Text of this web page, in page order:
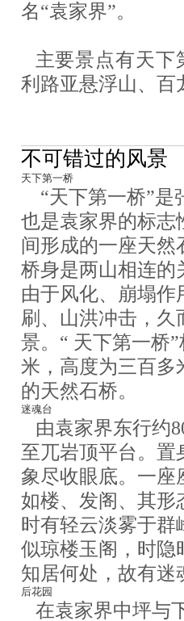
名“袁家界”。
主要景点有天下
利路亚悬浮山、百
不可错过的风景
天下第一桥
“天下第一桥”是
也是袁家界的标志
间形成的一座天然
桥身是两山相连的
由于风化、崩塌
刷、山洪冲击，
景。“ 天下第一桥
米，高度为三百多
的天然石桥。
迷魂台
由袁家界东行约
至兀岩顶平台。置
象尽收眼底。一座
如楼、发阁、其形
时有轻云淡雾于群
似琼楼玉阁，时隐
知居何处，故有迷
后花园
在袁家界中坪与